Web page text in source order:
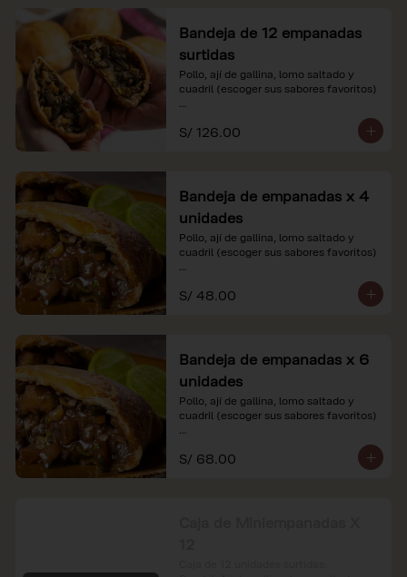
referenciales.
Bandeja de 12 empanadas
surtidas
Pollo, ají de gallina, lomo saltado y
cuadril (escoger sus sabores favoritos)
*Nuestros precios están expresados en
soles e incluyen impuestos de ley y
S/ 126.00
Bandeja de empanadas x 4
unidades
Pollo, ají de gallina, lomo saltado y
cuadril (escoger sus sabores favoritos)
*Nuestros precios están expresados en
soles e incluyen impuestos de ley y
S/ 48.00
Bandeja de empanadas x 6
unidades
Pollo, ají de gallina, lomo saltado y
cuadril (escoger sus sabores favoritos)
*Nuestros precios están expresados en
soles e incluyen impuestos de ley y
S/ 68.00